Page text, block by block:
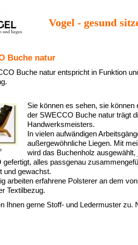
Vogel - gesund
Buche natur
Buche natur entspricht in Funktion
Sie können es sehen, sie können
der SWECCO Buche natur trägt
Handwerksmeisters.
In vielen aufwändigen
außergewöhnliche Liegen. Mit
wird das Buchenholz ausgewählt,
gefertigt, alles passgenau
und gewachst.
arbeiten erfahrene Polsterer an dem
Textilbezug.
Ihnen gerne Stoff- und Ledermuster zu.